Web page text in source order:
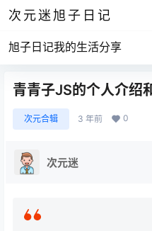
次元迷旭子日记
旭子日记我的生活分享
青青子JS的个人介绍
次元合辑 3 年前 0
次元迷